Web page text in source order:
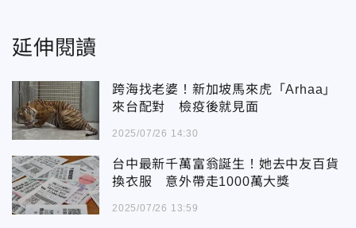
延伸閱讀
跨海找老婆！新加坡馬來虎「Arhaa」
來台配對 檢疫後就見面
2025/07/26 14:30
台中最新千萬富翁誕生！她去中友百貨
換衣服 意外帶走1000萬大獎
2025/07/26 13:59